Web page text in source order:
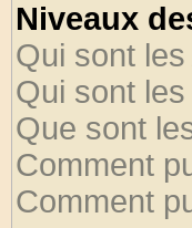
Niveaux
Qui sont
Qui sont
Que sont
Comment
Comment